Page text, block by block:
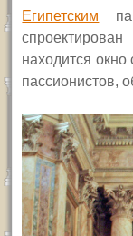
Египетским
находится
пассионистов,